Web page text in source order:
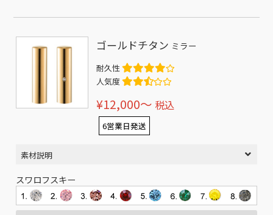
ゴールドチタン ミラー
耐久性
人気度
¥12,000〜 税込
6営業日発送
素材説明
スワロフスキー